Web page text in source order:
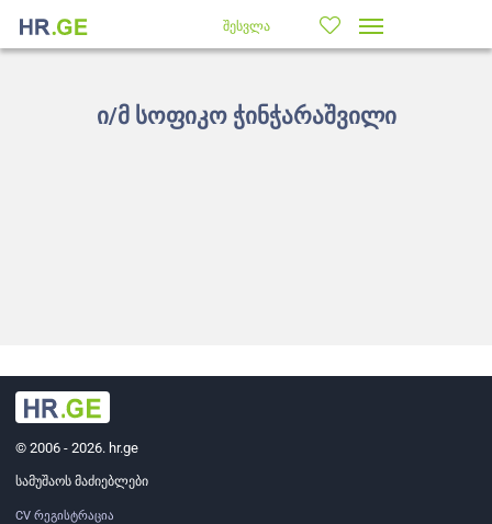
შესვლა
ი/მ სოფიკო ჭინჭარაშვილი
© 2006 - 2026. hr.ge
სამუშაოს მაძიებლები
CV რეგისტრაცია